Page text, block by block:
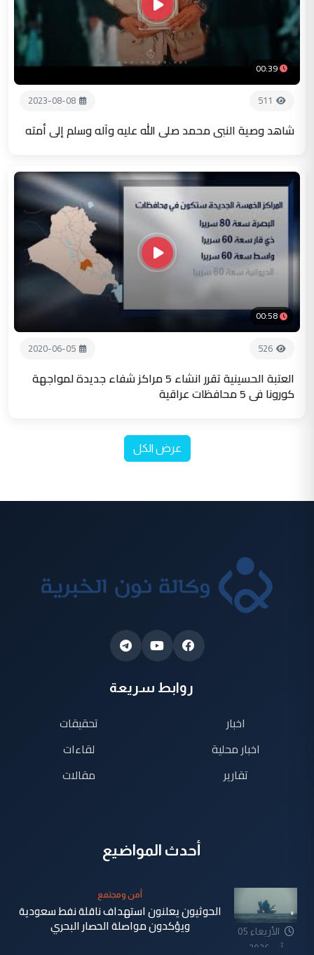
00:39
511
2023-08-08
شاهد وصية النبي محمد صلى الله عليه وآله وسلم إلى أمته
00:58
526
2020-06-05
العتبة الحسينية تقرر انشاء 5 مراكز شفاء جديدة لمواجهة
كورونا في 5 محافظات عراقية
عرض الكل
روابط سريعة
اخبار
اخبار محلية
تقارير
تحقيقات
لقاءات
مقالات
أحدث المواضيع
الأربعاء 05
آب 2026
أمن ومجتمع
الحوثيون يعلنون استهداف ناقلة نفط سعودية
ويؤكدون مواصلة الحصار البحري